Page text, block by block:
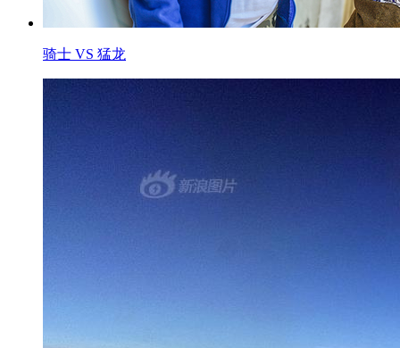
骑士 VS 猛龙